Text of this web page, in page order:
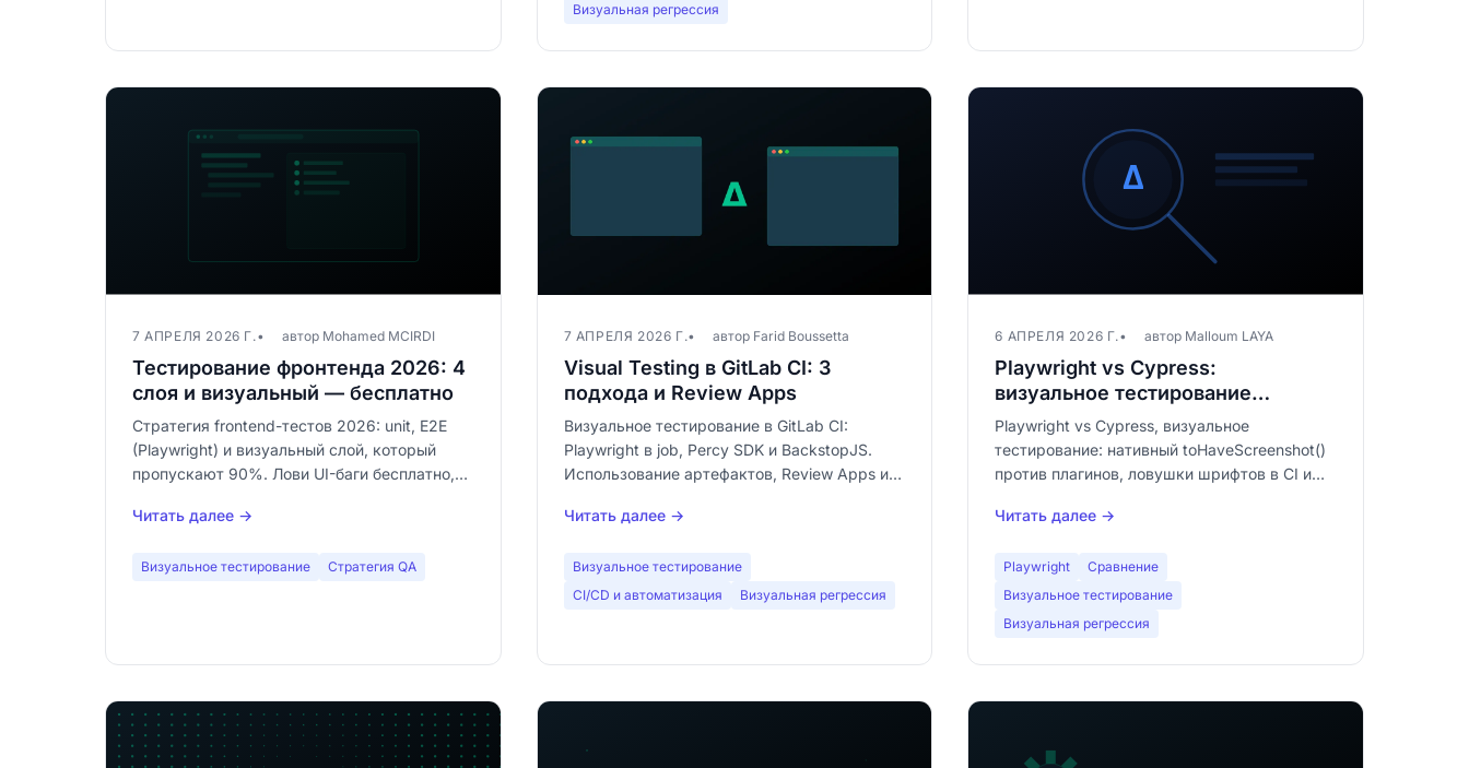
Визуальная регрессия
7 АПРЕЛЯ 2026 Г. автор Mohamed MCIRDI
Тестирование фронтенда 2026: 4
слоя и визуальный — бесплатно
Стратегия frontend-тестов 2026: unit, E2E
(Playwright) и визуальный слой, который
пропускают 90%. Лови UI-баги бесплатно,
Читать далее →
Визуальное тестирование Стратегия QA
7 АПРЕЛЯ 2026 Г. автор Farid Boussetta
Visual Testing в GitLab CI: 3
подхода и Review Apps
Визуальное тестирование в GitLab CI:
Playwright в job, Percy SDK и BackstopJS.
Использование артефактов, Review Apps и
Читать далее →
Визуальное тестирование
CI/CD и автоматизация
Визуальная регрессия
6 АПРЕЛЯ 2026 Г. автор Malloum LAYA
Playwright vs Cypress:
визуальное тестирование
начистоту
Playwright vs Cypress, визуальное
тестирование: нативный toHaveScreenshot()
против плагинов, ловушки шрифтов в CI и
Читать далее →
Playwright
Сравнение
Визуальное тестирование
Визуальная регрессия